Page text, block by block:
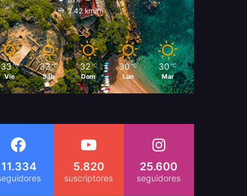
2.42 km/h
33 ℃
Vie
33 ℃
Sáb
32 ℃
Dom
30 ℃
Lun
30 ℃
Mar
11.334 5.820 25.600